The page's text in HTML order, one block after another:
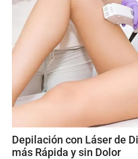
Depilación con Láser de
más Rápida y sin Dolor